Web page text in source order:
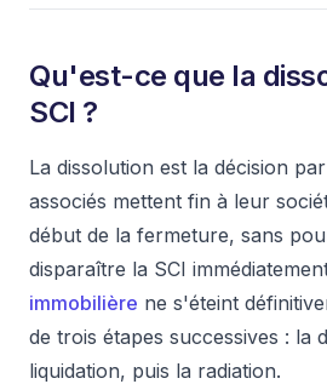
Qu'est-ce que la
SCI ?
La dissolution est la décision
associés mettent fin à leur
début de la fermeture, sans
disparaître la SCI
immobilière ne s'éteint
de trois étapes successives : la
liquidation, puis la radiation.